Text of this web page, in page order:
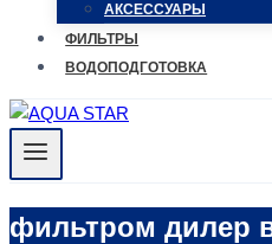
АКСЕССУАРЫ
ФИЛЬТРЫ
ВОДОПОДГОТОВКА
фильтром дилер